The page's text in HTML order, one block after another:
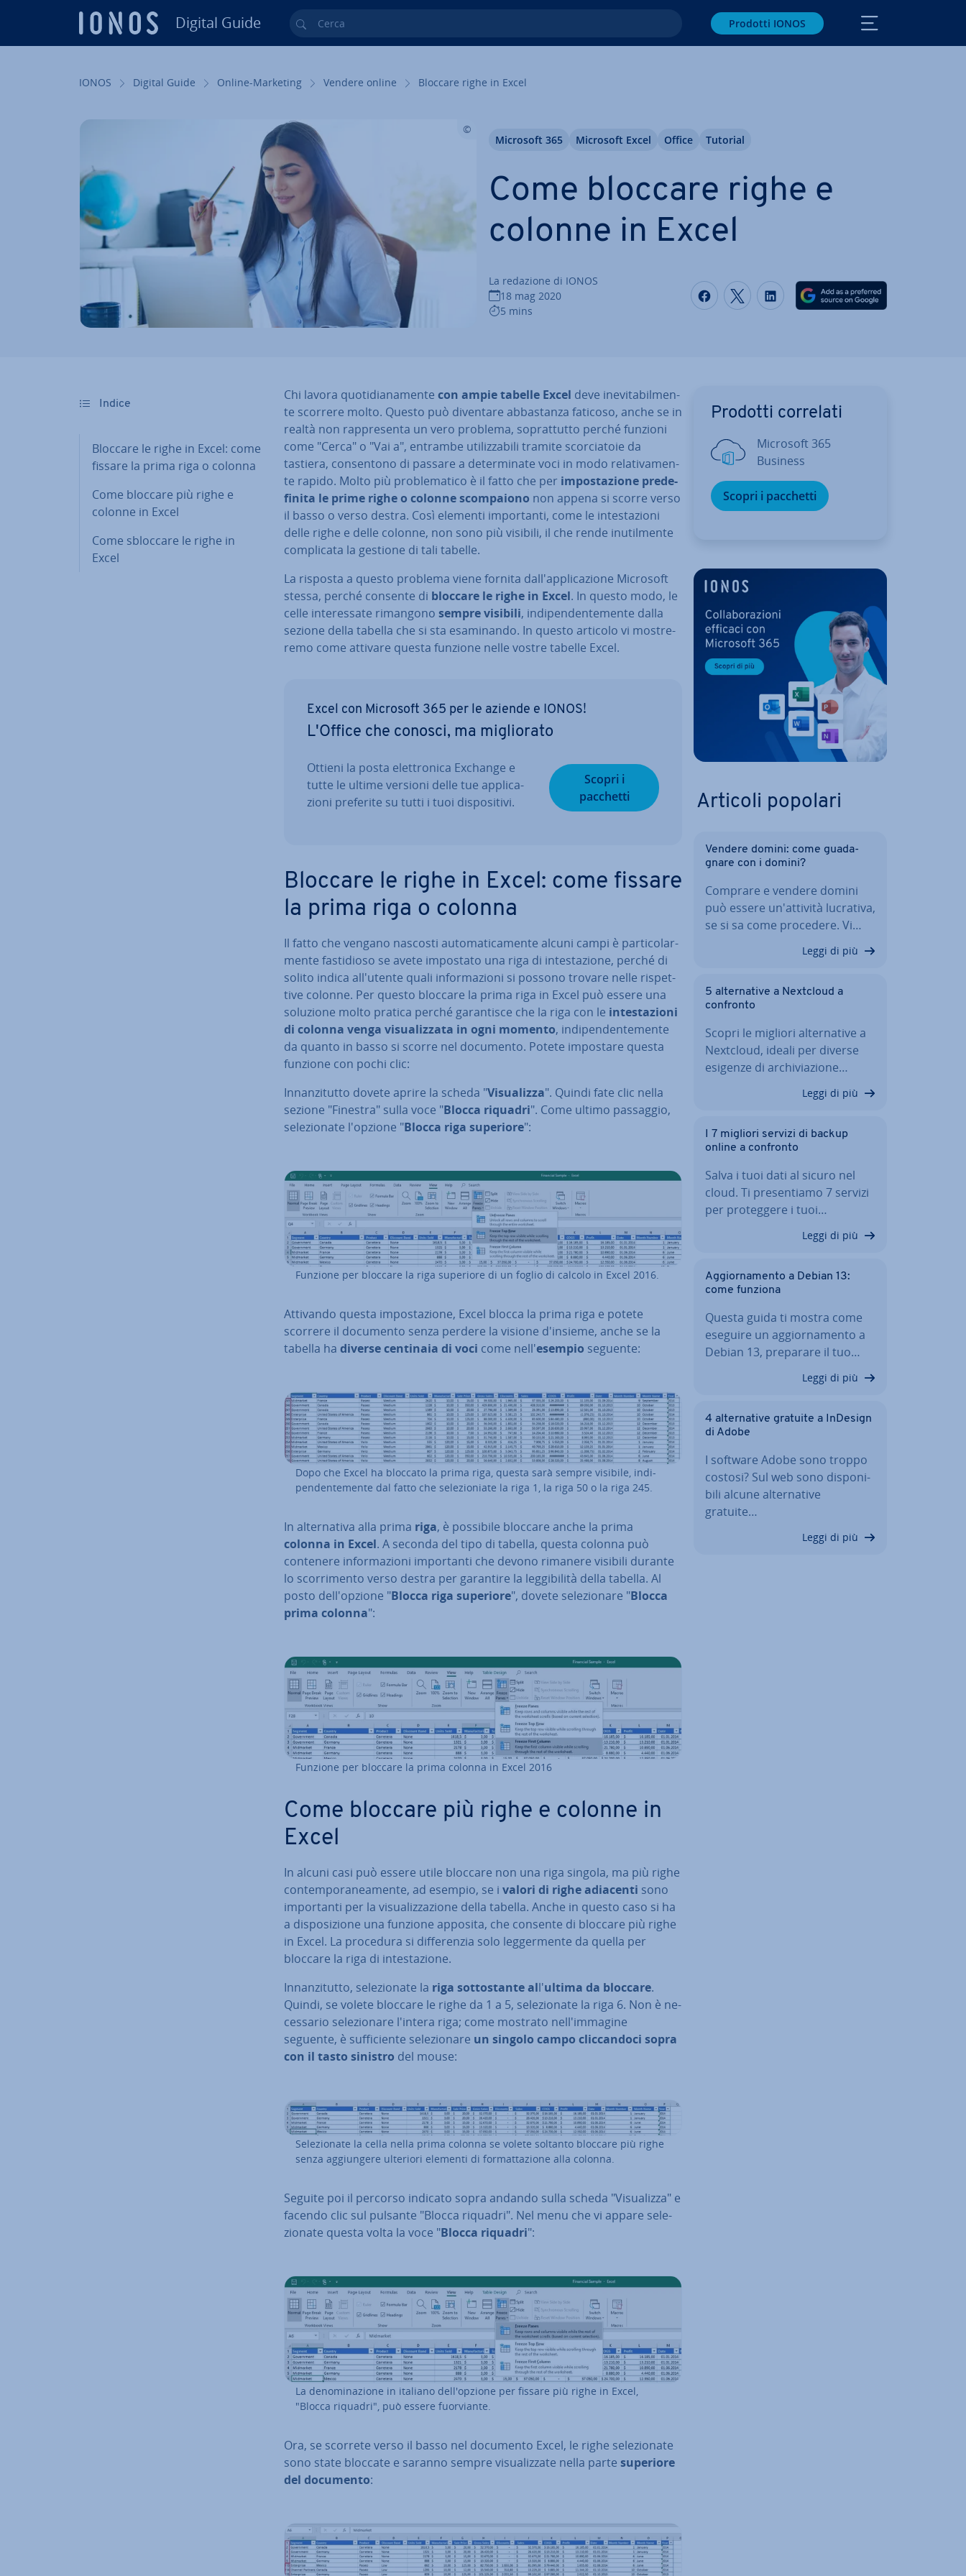
Digital Guide Cerca Prodotti IONOS
IONOS Digital Guide Online-Marketing Vendere online Bloccare righe in Excel
Come bloccare righe e
colonne in Excel
La redazione di IONOS
18 mag 2020
5 mins
Condividi via Facebook
Condividi via Twitter
Condividi via LinkedIN
Microsoft 365 Microsoft Excel Office Tutorial
Indice
Bloccare le righe in Excel: come
fissare la prima riga o colonna
Come bloccare più righe e
colonne in Excel
Come sbloccare le righe in
Excel
Chi lavora quo­ti­dia­na­men­te con ampie tabelle Excel deve ine­vi­ta­bil­men­
te scorrere molto. Questo può diventare ab­ba­stan­za faticoso, anche se in
realtà non rap­pre­sen­ta un vero problema, so­prat­tut­to perché funzioni
come "Cerca" o "Vai a", entrambe uti­liz­za­bi­li tramite scor­cia­to­ie da
tastiera, con­sen­to­no di passare a de­ter­mi­na­te voci in modo re­la­ti­va­men­
te rapido. Molto più pro­ble­ma­ti­co è il fatto che per im­po­sta­zio­ne pre­de­
fi­ni­ta le prime righe o colonne scom­pa­io­no non appena si scorre verso
il basso o verso destra. Così elementi im­por­tan­ti, come le in­te­sta­zio­ni
delle righe e delle colonne, non sono più visibili, il che rende inu­til­men­te
com­pli­ca­ta la gestione di tali tabelle.
La risposta a questo problema viene fornita dal­l'ap­pli­ca­zio­ne Microsoft
stessa, perché consente di bloccare le righe in Excel. In questo modo, le
celle in­te­res­sa­te rimangono sempre visibili, in­di­pen­den­te­men­te dalla
sezione della tabella che si sta esa­mi­nan­do. In questo articolo vi mo­stre­
re­mo come attivare questa funzione nelle vostre tabelle Excel.
Excel con Microsoft 365 per le aziende e IONOS!
L'Office che conosci, ma mi­glio­ra­to
Ottieni la posta elet­tro­ni­ca Exchange e
tutte le ultime versioni delle tue ap­pli­ca­
zio­ni preferite su tutti i tuoi di­spo­si­ti­vi.
Scopri i
pacchetti
Bloccare le righe in Excel: come fissare
la prima riga o colonna
Il fatto che vengano nascosti au­to­ma­ti­ca­men­te alcuni campi è par­ti­co­lar­
men­te fa­sti­dio­so se avete impostato una riga di in­te­sta­zio­ne, perché di
solito indica al­l'u­ten­te quali in­for­ma­zio­ni si possono trovare nelle ri­spet­
ti­ve colonne. Per questo bloccare la prima riga in Excel può essere una
soluzione molto pratica perché ga­ran­ti­sce che la riga con le in­te­sta­zio­ni
di colonna venga vi­sua­liz­za­ta in ogni momento, in­di­pen­den­te­men­te
da quanto in basso si scorre nel documento. Potete impostare questa
funzione con pochi clic:
In­nan­zi­tut­to dovete aprire la scheda "Vi­sua­liz­za". Quindi fate clic nella
sezione "Finestra" sulla voce "Blocca riquadri". Come ultimo passaggio,
se­le­zio­na­te l'opzione "Blocca riga superiore":
Funzione per bloccare la riga superiore di un foglio di calcolo in Excel 2016.
Attivando questa im­po­sta­zio­ne, Excel blocca la prima riga e potete
scorrere il documento senza perdere la visione d'insieme, anche se la
tabella ha diverse centinaia di voci come nell'esempio seguente:
Dopo che Excel ha bloccato la prima riga, questa sarà sempre visibile, in­di­
pen­den­te­men­te dal fatto che se­le­zio­nia­te la riga 1, la riga 50 o la riga 245.
In al­ter­na­ti­va alla prima riga, è possibile bloccare anche la prima
colonna in Excel. A seconda del tipo di tabella, questa colonna può
contenere in­for­ma­zio­ni im­por­tan­ti che devono rimanere visibili durante
lo scor­ri­men­to verso destra per garantire la leg­gi­bi­li­tà della tabella. Al
posto del­l'op­zio­ne "Blocca riga superiore", dovete se­le­zio­na­re "Blocca
prima colonna":
Funzione per bloccare la prima colonna in Excel 2016
Come bloccare più righe e colonne in
Excel
In alcuni casi può essere utile bloccare non una riga singola, ma più righe
con­tem­po­ra­nea­men­te, ad esempio, se i valori di righe adiacenti sono
im­por­tan­ti per la vi­sua­liz­za­zio­ne della tabella. Anche in questo caso si ha
a di­spo­si­zio­ne una funzione apposita, che consente di bloccare più righe
in Excel. La procedura si dif­fe­ren­zia solo leg­ger­men­te da quella per
bloccare la riga di in­te­sta­zio­ne.
In­nan­zi­tut­to, se­le­zio­na­te la riga sot­to­stan­te all'ultima da bloccare.
Quindi, se volete bloccare le righe da 1 a 5, se­le­zio­na­te la riga 6. Non è ne­
ces­sa­rio se­le­zio­na­re l'intera riga; come mostrato nel­l'im­ma­gi­ne
seguente, è suf­fi­cien­te se­le­zio­na­re un singolo campo clic­can­do­ci sopra
con il tasto sinistro del mouse:
Se­le­zio­na­te la cella nella prima colonna se volete soltanto bloccare più righe
senza ag­giun­ge­re ulteriori elementi di for­mat­ta­zio­ne alla colonna.
Seguite poi il percorso indicato sopra andando sulla scheda "Vi­sua­liz­za" e
facendo clic sul pulsante "Blocca riquadri". Nel menu che vi appare se­le­
zio­na­te questa volta la voce "Blocca riquadri":
La de­no­mi­na­zio­ne in italiano del­l'op­zio­ne per fissare più righe in Excel,
"Blocca riquadri", può essere fuor­vian­te.
Ora, se scorrete verso il basso nel documento Excel, le righe se­le­zio­na­te
sono state bloccate e saranno sempre vi­sua­liz­za­te nella parte superiore
del documento:
Prodotti correlati
Microsoft 365
Business
Scopri i pacchetti
Articoli popolari
Vendere domini: come gua­da­
gna­re con i domini?
Comprare e vendere domini
può essere un'at­ti­vi­tà lucrativa,
se si sa come procedere. Vi…
Leggi di più
5 al­ter­na­ti­ve a Nextcloud a
confronto
Scopri le migliori al­ter­na­ti­ve a
Nextcloud, ideali per diverse
esigenze di ar­chi­via­zio­ne…
Leggi di più
I 7 migliori servizi di backup
online a confronto
Salva i tuoi dati al sicuro nel
cloud. Ti pre­sen­tia­mo 7 servizi
per pro­teg­ge­re i tuoi…
Leggi di più
Ag­gior­na­men­to a Debian 13:
come funziona
Questa guida ti mostra come
eseguire un ag­gior­na­men­to a
Debian 13, preparare il tuo…
Leggi di più
4 al­ter­na­ti­ve gratuite a InDesign
di Adobe
I software Adobe sono troppo
costosi? Sul web sono di­spo­ni­
bi­li alcune al­ter­na­ti­ve
gratuite…
Leggi di più